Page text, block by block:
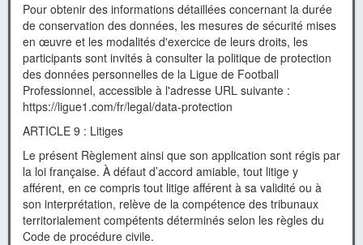
Pour obtenir des informations détaillées concernant la durée
de conservation des données, les mesures de sécurité mises
en œuvre et les modalités d'exercice de leurs droits, les
participants sont invités à consulter la politique de protection
des données personnelles de la Ligue de Football
Professionnel, accessible à l'adresse URL suivante :
https://ligue1.com/fr/legal/data-protection
ARTICLE 9 : Litiges
Le présent Règlement ainsi que son application sont régis par
la loi française. À défaut d’accord amiable, tout litige y
afférent, en ce compris tout litige afférent à sa validité ou à
son interprétation, relève de la compétence des tribunaux
territorialement compétents déterminés selon les règles du
Code de procédure civile.